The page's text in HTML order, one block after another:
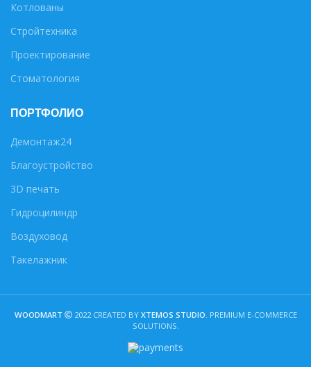
Котлованы
Стройтехника
Проектирование
Стоматология
ПОРТФОЛИО
Демонтаж24
Благоустройство
3D печать
Гидроцилиндр
Воздуховод
Такелажник
WOODMART 2022 CREATED BY XTEMOS STUDIO. PREMIUM E-COMMERCE
SOLUTIONS.